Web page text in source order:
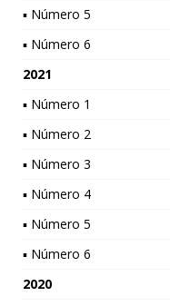
▪ Número 5
▪ Número 6
2021
▪ Número 1
▪ Número 2
▪ Número 3
▪ Número 4
▪ Número 5
▪ Número 6
2020